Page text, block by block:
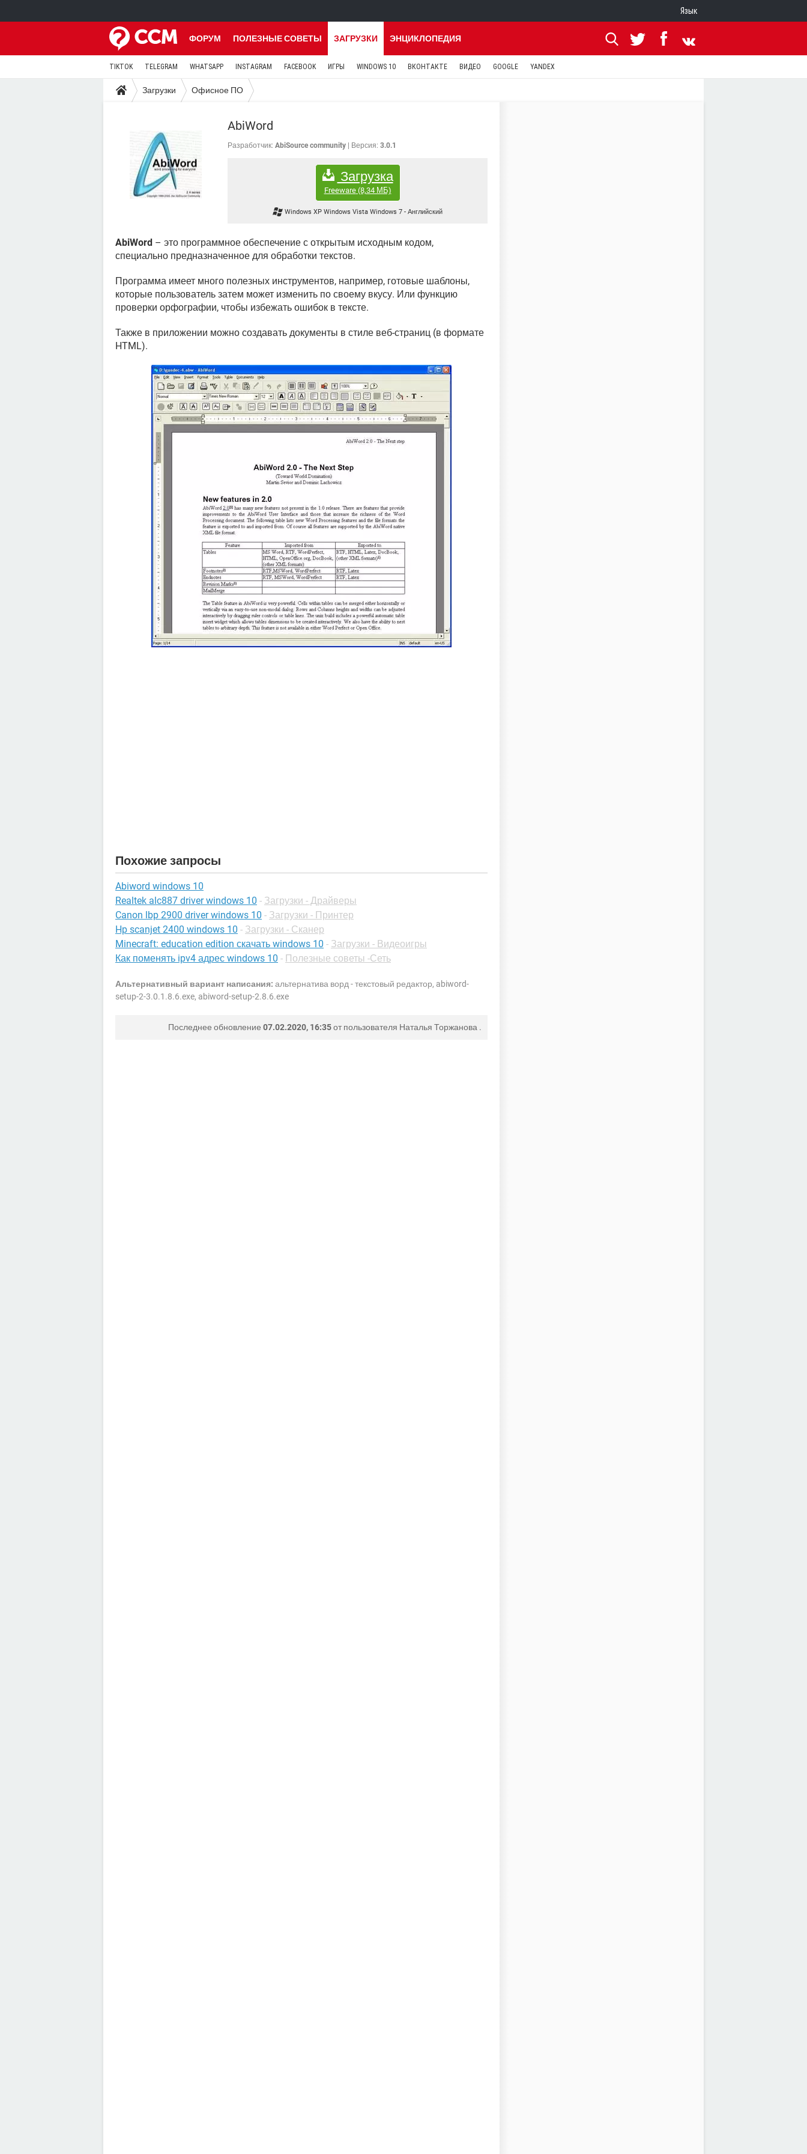
Язык
ФОРУМ ПОЛЕЗНЫЕ СОВЕТЫ ЗАГРУЗКИ ЭНЦИКЛОПЕДИЯ
TIKTOK TELEGRAM WHATSAPP INSTAGRAM FACEBOOK ИГРЫ WINDOWS 10 ВКОНТАКТЕ ВИДЕО GOOGLE YANDEX
Загрузки Офисное ПО
AbiWord
Разработчик: AbiSource community Версия: 3.0.1
Загрузка
Freeware(8,34 МБ)
Windows XP Windows Vista Windows 7-Английский
AbiWord – это программное обеспечение с открытым исходным кодом,
специально предназначенное для обработки текстов.
Программа имеет много полезных инструментов, например, готовые шаблоны,
которые пользователь затем может изменить по своему вкусу. Или функцию
проверки орфографии, чтобы избежать ошибок в тексте.
Также в приложении можно создавать документы в стиле веб-страниц (в формате
HTML).
Похожие запросы
Abiword windows 10
Realtek alc887 driver windows 10 - Загрузки - Драйверы
Canon lbp 2900 driver windows 10 - Загрузки - Принтер
Hp scanjet 2400 windows 10 - Загрузки - Сканер
Minecraft: education edition скачать windows 10 - Загрузки - Видеоигры
Как поменять ipv4 адрес windows 10 - Полезные советы -Сеть
Альтернативный вариант написания: альтернатива ворд - текстовый редактор, abiword-
setup-2-3.0.1.8.6.exe, abiword-setup-2.8.6.exe
Последнее обновление 07.02.2020, 16:35от пользователя Наталья Торжанова .